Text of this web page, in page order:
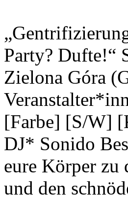
Party? Dufte!“
Zielona Góra
[Farbe] [S/W]
DJ* Sonido
eure Körper zu
und den